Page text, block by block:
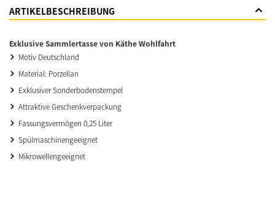
ARTIKELBESCHREIBUNG
Exklusive Sammlertasse von Käthe Wohlfahrt
Motiv Deutschland
Material: Porzellan
Exklusiver Sonderbodenstempel
Attraktive Geschenkverpackung
Fassungsvermögen 0,25 Liter
Spülmaschinengeeignet
Mikrowellengeeignet